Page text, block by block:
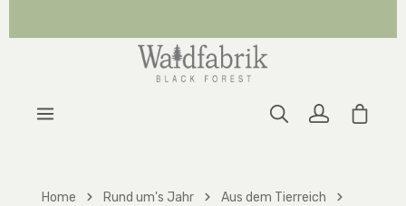
Home Rund um's Jahr
Aus dem Tierreich